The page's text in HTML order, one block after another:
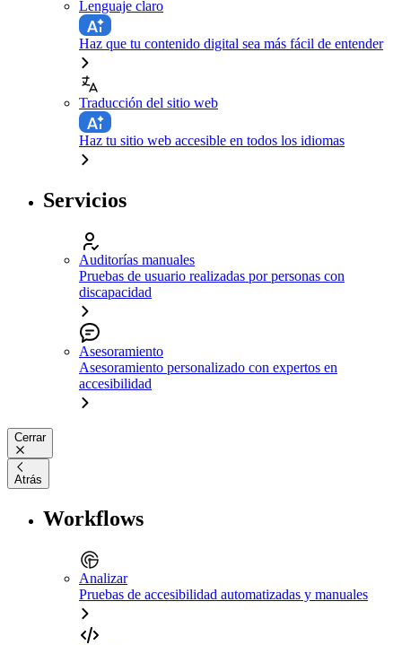
Lenguaje claro
Haz que tu contenido digital sea más fácil de entender
Traducción del sitio web
Haz tu sitio web accesible en todos los idiomas
Servicios
Auditorías manuales
Pruebas de usuario realizadas por personas con
discapacidad
Asesoramiento
Asesoramiento personalizado con expertos en
accesibilidad
Cerrar
Atrás
Workflows
Analizar
Pruebas de accesibilidad automatizadas y manuales